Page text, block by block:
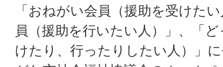
「おねがい会員（援助を受けた
員（援助を行いたい人）」、「
けたり、行ったりしたい人）」